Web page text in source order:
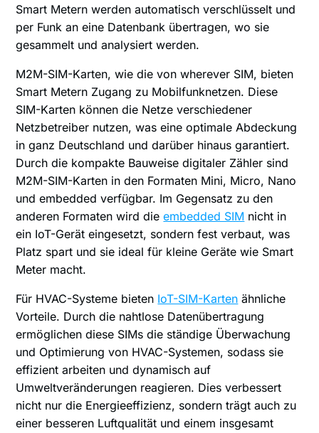
Smart Metern werden automatisch verschlüsselt und
per Funk an eine Datenbank übertragen, wo sie
gesammelt und analysiert werden.
M2M-SIM-Karten, wie die von wherever SIM, bieten
Smart Metern Zugang zu Mobilfunknetzen. Diese
SIM-Karten können die Netze verschiedener
Netzbetreiber nutzen, was eine optimale Abdeckung
in ganz Deutschland und darüber hinaus garantiert.
Durch die kompakte Bauweise digitaler Zähler sind
M2M-SIM-Karten in den Formaten Mini, Micro, Nano
und embedded verfügbar. Im Gegensatz zu den
anderen Formaten wird dieembedded SIM nicht in
ein IoT-Gerät eingesetzt, sondern fest verbaut, was
Platz spart und sie ideal für kleine Geräte wie Smart
Meter macht.
Für HVAC-Systeme bieten IoT-SIM-Karten ähnliche
Vorteile. Durch die nahtlose Datenübertragung
ermöglichen diese SIMs die ständige Überwachung
und Optimierung von HVAC-Systemen, sodass sie
effizient arbeiten und dynamisch auf
Umweltveränderungen reagieren. Dies verbessert
nicht nur die Energieeffizienz, sondern trägt auch zu
einer besseren Luftqualität und einem insgesamt